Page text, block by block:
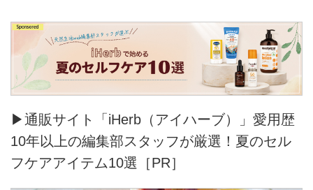
▶通販サイト「iHerb（アイハーブ）」愛用歴
10年以上の編集部スタッフが厳選！夏のセル
フケアアイテム10選［PR］